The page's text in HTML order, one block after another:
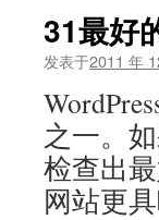
31最好
发表于2011 年
之一。
检查出
网站更具